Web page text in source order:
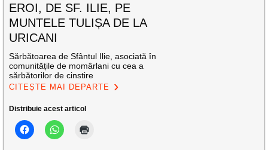
EROI, DE SF. ILIE, PE
MUNTELE TULIȘA DE LA
URICANI
Sărbătoarea de Sfântul Ilie, asociată în
comunitățile de momârlani cu cea a
sărbătorilor de cinstire
CITEȘTE MAI DEPARTE
Distribuie acest articol